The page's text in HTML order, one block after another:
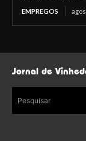
EMPREGOS
Jornal de
Pesquisar